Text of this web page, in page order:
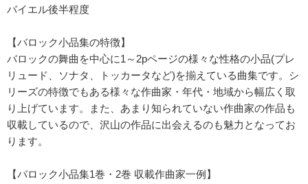
バイエル後半程度
【バロック小品集の特徴】
バロックの舞曲を中心に1～2pページの様々な性格の小品(プレ
リュード、ソナタ、トッカータなど)を揃えている曲集です。シ
リーズの特徴でもある様々な作曲家・年代・地域から幅広く取
り上げています。また、あまり知られていない作曲家の作品も
収載しているので、沢山の作品に出会えるのも魅力となってお
ります。
【バロック小品集1巻・2巻 収載作曲家一例】